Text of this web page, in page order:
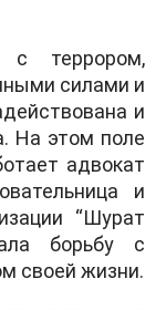
с террором,
силами и
и
На этом поле
адвокат
и
“Шурат
борьбу с
своей жизни.